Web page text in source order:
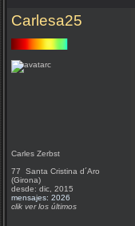
Carlesa25
Carles Zerbst
77 Santa Cristina d´Aro
(Girona)
desde: dic, 2015
mensajes: 2026
clik ver los últimos